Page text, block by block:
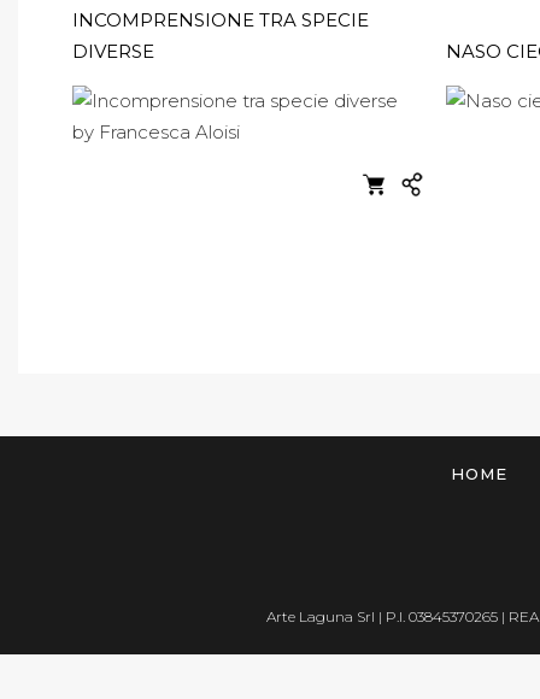
INCOMPRENSIONE TRA SPECIE
DIVERSE
NASO
HOME
Arte Laguna Srl | P.I. 03845370265 |